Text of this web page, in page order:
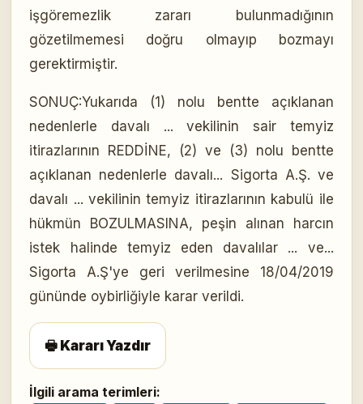
işgöremezlik zararı bulunmadığının
gözetilmemesi doğru olmayıp bozmayı
gerektirmiştir.
SONUÇ:Yukarıda (1) nolu bentte açıklanan
nedenlerle davalı ... vekilinin sair temyiz
itirazlarının REDDİNE, (2) ve (3) nolu bentte
açıklanan nedenlerle davalı... Sigorta A.Ş. ve
davalı ... vekilinin temyiz itirazlarının kabulü ile
hükmün BOZULMASINA, peşin alınan harcın
istek halinde temyiz eden davalılar ... ve...
Sigorta A.Ş'ye geri verilmesine 18/04/2019
gününde oybirliğiyle karar verildi.
🖶 Kararı Yazdır
İlgili arama terimleri: